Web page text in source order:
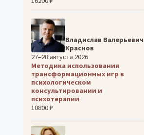
Владислав Валерьевич
Краснов
27–28 августа 2026
Методика использования
трансформационных игр в
психологическом
консультировании и
психотерапии
10800 ₽